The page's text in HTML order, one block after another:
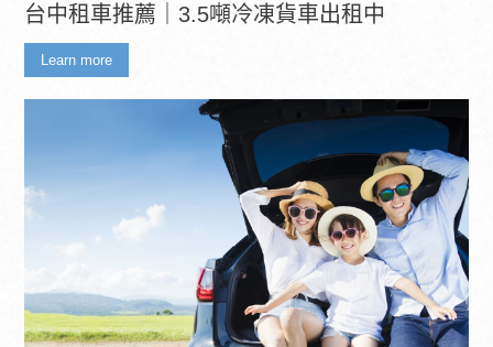
台中租車推薦｜3.5噸冷凍貨車出租中
Learn more